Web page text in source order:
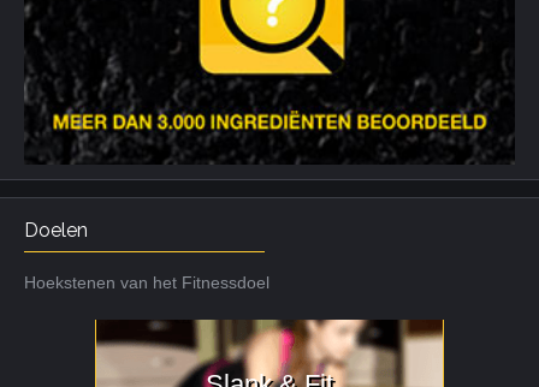
Doelen
Hoekstenen van het Fitnessdoel